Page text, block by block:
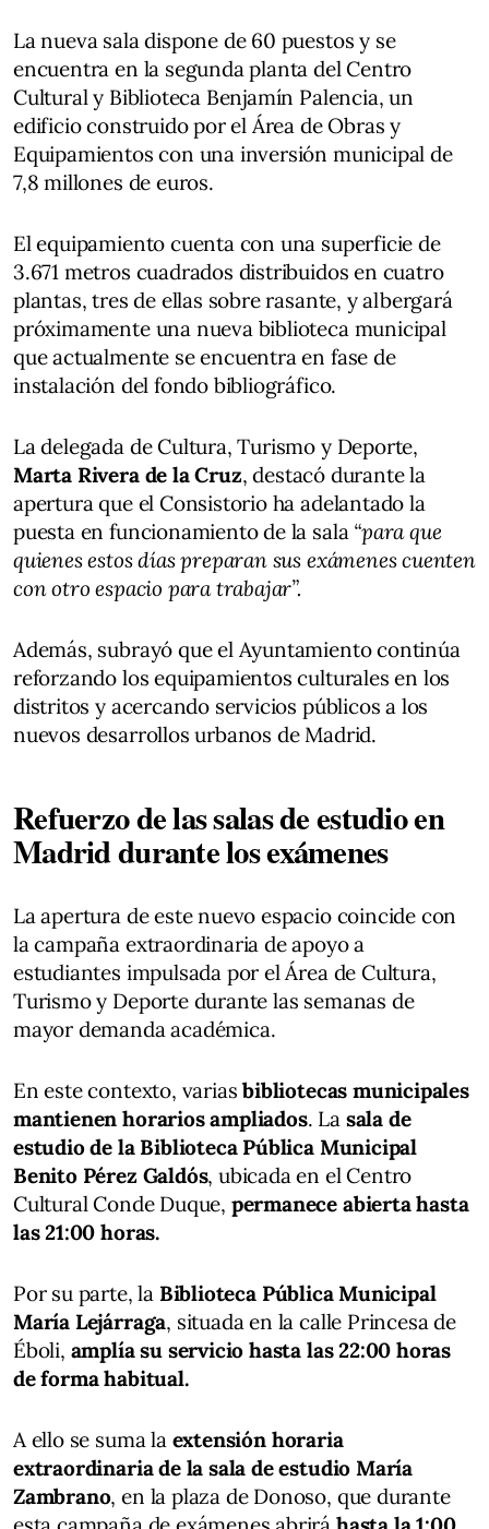
La nueva sala dispone de 60 puestos y se
encuentra en la segunda planta del Centro
Cultural y Biblioteca Benjamín Palencia, un
edificio construido por el Área de Obras y
Equipamientos con una inversión municipal de
7,8 millones de euros.
El equipamiento cuenta con una superficie de
3.671 metros cuadrados distribuidos en cuatro
plantas, tres de ellas sobre rasante, y albergará
próximamente una nueva biblioteca municipal
que actualmente se encuentra en fase de
instalación del fondo bibliográfico.
La delegada de Cultura, Turismo y Deporte,
Marta Rivera de la Cruz, destacó durante la
apertura que el Consistorio ha adelantado la
puesta en funcionamiento de la sala “para que
quienes estos días preparan sus exámenes cuenten
con otro espacio para trabajar”.
Además, subrayó que el Ayuntamiento continúa
reforzando los equipamientos culturales en los
distritos y acercando servicios públicos a los
nuevos desarrollos urbanos de Madrid.
Refuerzo de las salas de estudio en
Madrid durante los exámenes
La apertura de este nuevo espacio coincide con
la campaña extraordinaria de apoyo a
estudiantes impulsada por el Área de Cultura,
Turismo y Deporte durante las semanas de
mayor demanda académica.
En este contexto, variasbibliotecas municipales
mantienen horarios ampliados. La sala de
estudio de la Biblioteca Pública Municipal
Benito Pérez Galdós, ubicada en el Centro
Cultural Conde Duque, permanece abierta hasta
las 21:00 horas.
Por su parte, la Biblioteca Pública Municipal
María Lejárraga, situada en la calle Princesa de
Éboli, amplía su servicio hasta las 22:00 horas
de forma habitual.
A ello se suma la extensión horaria
extraordinaria de la sala de estudio María
Zambrano, en la plaza de Donoso, que durante